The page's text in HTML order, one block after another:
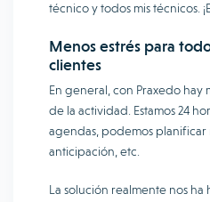
técnico y todos mis técnicos.
Menos estrés para
clientes
En general, con Praxedo hay
de la actividad. Estamos 24
agendas, podemos planificar
anticipación, etc.
La solución realmente nos